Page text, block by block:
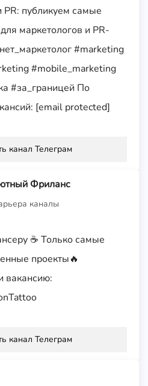
PR: публикуем самые
маркетологов и PR-
#marketing
#mobile_marketing
#за_границей По
[email protected]
канал Телеграм
Фриланс
каналы
☕️ Только самые
проекты🔥
вакансию:
канал Телеграм